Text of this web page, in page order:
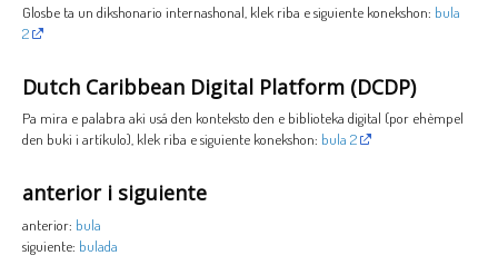
Glosbe ta un dikshonario internashonal, klek riba e siguiente konekshon: bula
2
Dutch Caribbean Digital Platform (DCDP)
Pa mira e palabra aki usá den konteksto den e biblioteka digital (por ehèmpel
den buki i artíkulo), klek riba e siguiente konekshon: bula 2
anterior i siguiente
anterior: bula
siguiente: bulada